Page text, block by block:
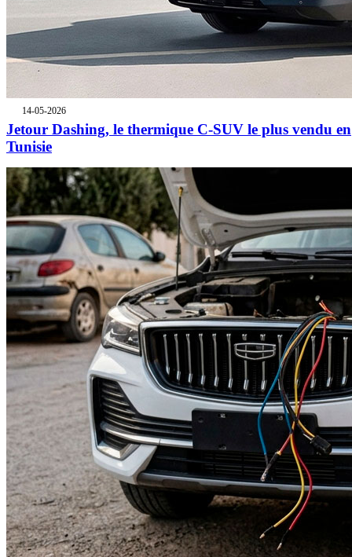
14-05-2026
Jetour Dashing, le thermique C-SUV le plus vendu en
Tunisie